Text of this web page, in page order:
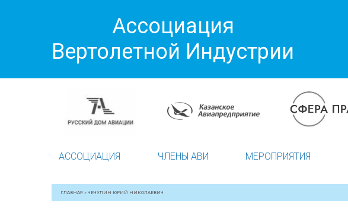
Ассоциация
Вертолетной Индустрии
АССОЦИАЦИЯ ЧЛЕНЫ АВИ МЕРОПРИЯТИЯ
ГЛАВНАЯ » ЧЕЧУЛИН ЮРИЙ НИКОЛАЕВИЧ